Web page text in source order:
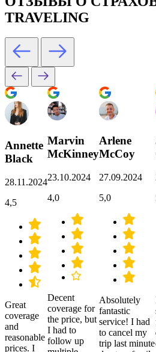
TRAVELING
Annette
Black
28.11.2024
4,5
Great
coverage
and
reasonable
prices. I
Marvin
McKinney
23.10.2024
4,0
Decent
coverage for
the price, but
I had to
follow up
Arlene
McCoy
27.09.2024
5,0
Absolutely
fantastic
service! I had
to cancel my
trip last minute